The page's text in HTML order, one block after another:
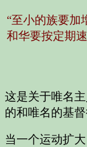
“至小的族要加
和华要按定期
这是关于唯名
的和唯名的基督
当一个运动扩